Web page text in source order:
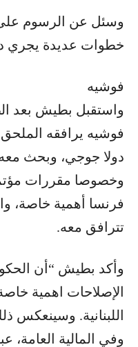
وسئل عن الرسوم على
خطوات عديدة يجري
فوشيه
واستقبل بطيش بعد
فوشيه يرافقه
دولا جوجي، وبحث معه
وخصوصا مقررات
فرنسا أهمية خاصة،
تترافق معه.
وأكد بطيش “أن
الإصلاحات اهمية
وفي المالية العامة،